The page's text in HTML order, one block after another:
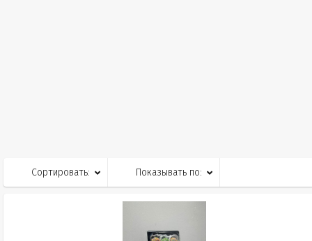
Сортировать: Показывать по: